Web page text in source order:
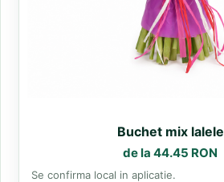
Buchet mix lalele
de la 44.45 RON
Se confirma local in aplicatie.